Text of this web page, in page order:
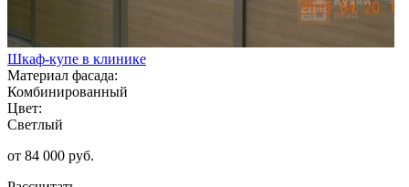
Шкаф-купе в клинике
Материал фасада:
Комбинированный
Цвет:
Светлый
от 84 000 руб.